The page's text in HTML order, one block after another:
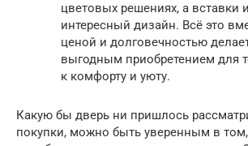
цветовых решениях, а вставки
интересный дизайн. Всё это
ценой и долговечностью
выгодным приобретением для
к комфорту и уюту.
Какую бы дверь ни пришлось
покупки, можно быть уверенным в